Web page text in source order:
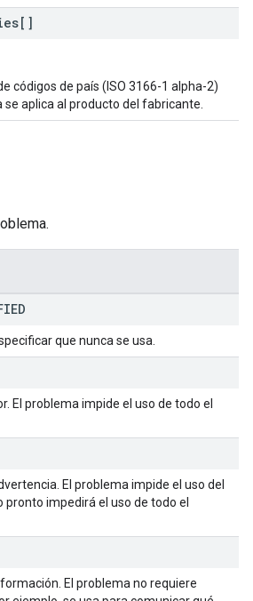
códigos de país (ISO 3166-1 alpha-2)
se aplica al producto del fabricante.
que nunca se usa.
El problema impide el uso de todo el
El problema impide el uso del
impedirá el uso de todo el
El problema no requiere